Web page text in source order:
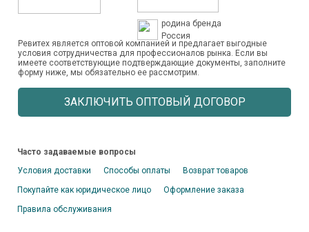
родина бренда
Россия
Ревитех является оптовой компанией и предлагает выгодные
условия сотрудничества для профессионалов рынка. Если вы
имеете соответствующие подтверждающие документы, заполните
форму ниже, мы обязательно ее рассмотрим.
ЗАКЛЮЧИТЬ ОПТОВЫЙ ДОГОВОР
Часто задаваемые вопросы
Условия доставки
Способы оплаты
Возврат товаров
Покупайте как юридическое лицо
Оформление заказа
Правила обслуживания